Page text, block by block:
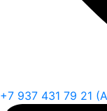
+7 937 431 79 21